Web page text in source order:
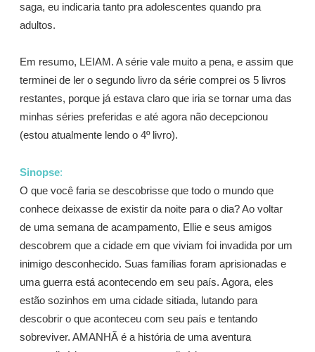
saga, eu indicaria tanto pra adolescentes quando pra
adultos.
Em resumo, LEIAM. A série vale muito a pena, e assim que
terminei de ler o segundo livro da série comprei os 5 livros
restantes, porque já estava claro que iria se tornar uma das
minhas séries preferidas e até agora não decepcionou
(estou atualmente lendo o 4º livro).
Sinopse:
O que você faria se descobrisse que todo o mundo que
conhece deixasse de existir da noite para o dia? Ao voltar
de uma semana de acampamento, Ellie e seus amigos
descobrem que a cidade em que viviam foi invadida por um
inimigo desconhecido. Suas famílias foram aprisionadas e
uma guerra está acontecendo em seu país. Agora, eles
estão sozinhos em uma cidade sitiada, lutando para
descobrir o que aconteceu com seu país e tentando
sobreviver. AMANHÃ é a história de uma aventura